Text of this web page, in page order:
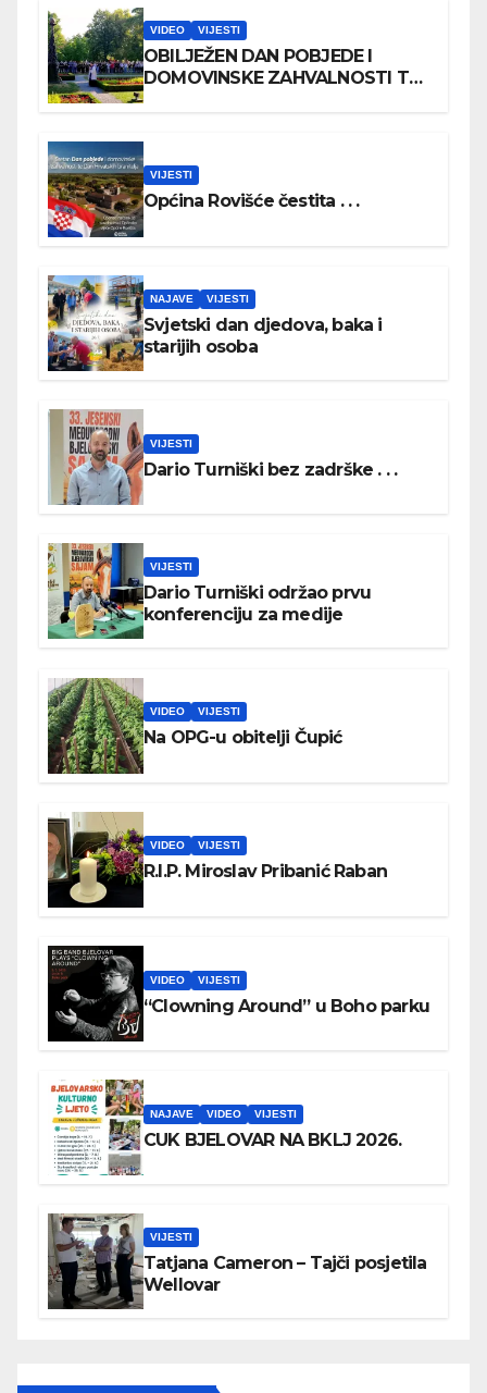
VIDEO VIJESTI
OBILJEŽEN DAN POBJEDE I
DOMOVINSKE ZAHVALNOSTI TE
VIJESTI
Općina Rovišće čestita . . .
NAJAVE VIJESTI
Svjetski dan djedova, baka i
starijih osoba
VIJESTI
Dario Turniški bez zadrške . . .
VIJESTI
Dario Turniški održao prvu
konferenciju za medije
VIDEO VIJESTI
Na OPG-u obitelji Čupić
VIDEO VIJESTI
R.I.P. Miroslav Pribanić Raban
VIDEO VIJESTI
“Clowning Around” u Boho parku
NAJAVE VIDEO VIJESTI
CUK BJELOVAR NA BKLJ 2026.
VIJESTI
Tatjana Cameron – Tajči posjetila
Wellovar